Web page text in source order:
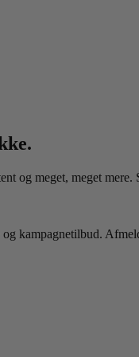
og meget, meget
kampagnetilbud.